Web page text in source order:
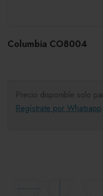
Columbia CO8004
Precio disponible solo
Regístrate por Whatsapp